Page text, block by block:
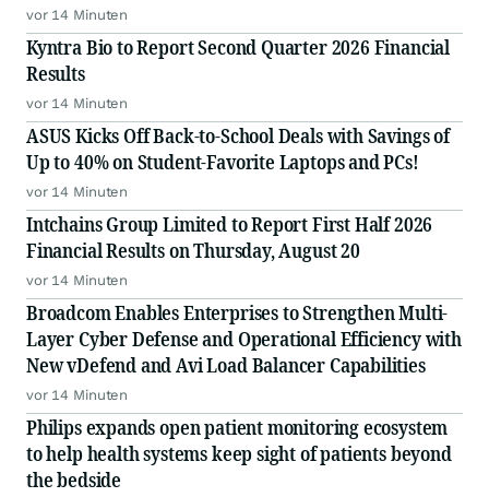
vor 14 Minuten
Kyntra Bio to Report Second Quarter 2026 Financial
Results
vor 14 Minuten
ASUS Kicks Off Back-to-School Deals with Savings of
Up to 40% on Student-Favorite Laptops and PCs!
vor 14 Minuten
Intchains Group Limited to Report First Half 2026
Financial Results on Thursday, August 20
vor 14 Minuten
Broadcom Enables Enterprises to Strengthen Multi-
Layer Cyber Defense and Operational Efficiency with
New vDefend and Avi Load Balancer Capabilities
vor 14 Minuten
Philips expands open patient monitoring ecosystem
to help health systems keep sight of patients beyond
the bedside